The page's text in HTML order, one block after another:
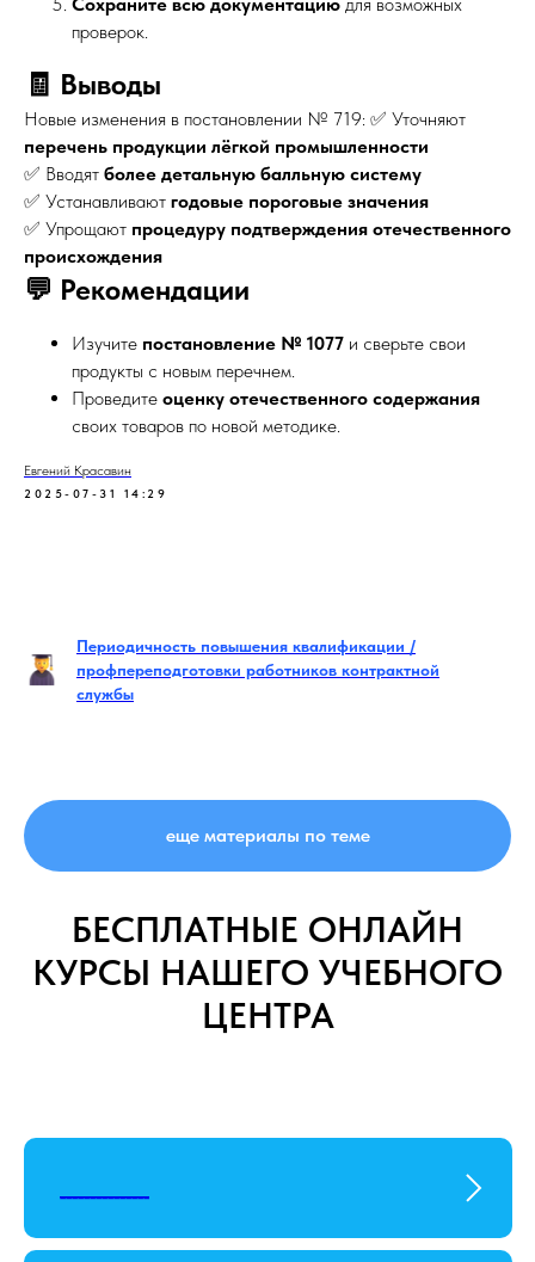
проверок.
🧾 Выводы
Новые изменения в постановлении № 719: ✅ Уточняют
перечень продукции лёгкой промышленности
✅ Вводят более детальную балльную систему
✅ Устанавливают годовые пороговые значения
✅ Упрощают процедуру подтверждения отечественного
происхождения
💬 Рекомендации
Изучите постановление № 1077 и сверьте свои
продукты с новым перечнем.
Проведите оценку отечественного содержания
своих товаров по новой методике.
Евгений Красавин
2025-07-31 14:29
Периодичность повышения квалификации /
профпереподготовки работников контрактной
службы
еще материалы по теме
БЕСПЛАТНЫЕ ОНЛАЙН
КУРСЫ НАШЕГО УЧЕБНОГО
ЦЕНТРА